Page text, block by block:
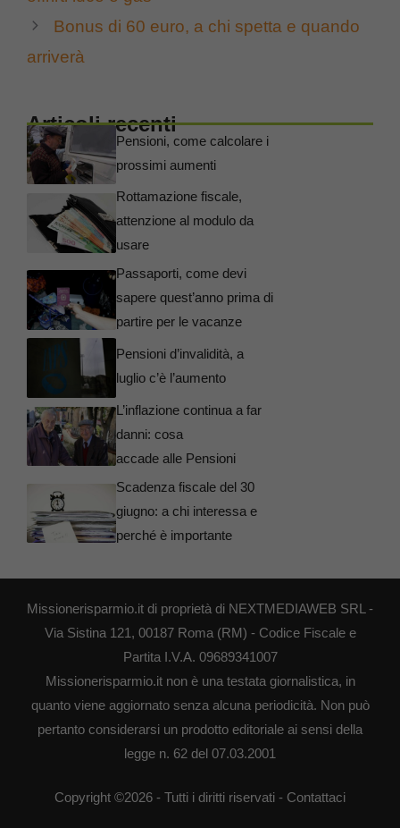
Bonus di 60 euro, a chi spetta e quando
arriverà
Articoli recenti
Pensioni, come calcolare i
prossimi aumenti
Rottamazione fiscale,
attenzione al modulo da
usare
Passaporti, come devi
sapere quest’anno prima di
partire per le vacanze
Pensioni d’invalidità, a
luglio c’è l’aumento
L’inflazione continua a far
danni: cosa
accade alle Pensioni
Scadenza fiscale del 30
giugno: a chi interessa e
perché è importante
Missionerisparmio.it di proprietà di NEXTMEDIAWEB SRL -
Via Sistina 121, 00187 Roma (RM) - Codice Fiscale e
Partita I.V.A. 09689341007
Missionerisparmio.it non è una testata giornalistica, in
quanto viene aggiornato senza alcuna periodicità. Non può
pertanto considerarsi un prodotto editoriale ai sensi della
legge n. 62 del 07.03.2001
Copyright ©2026 - Tutti i diritti riservati - Contattaci